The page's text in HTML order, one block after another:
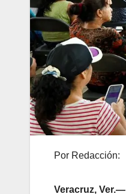
Por Redacción:
Veracruz, Ver.—